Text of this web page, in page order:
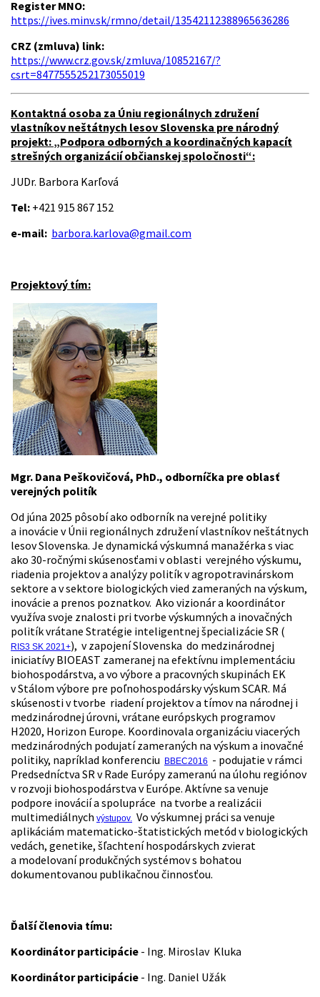
Register MNO:
https://ives.minv.sk/rmno/detail/13542112388965636286
CRZ (zmluva) link:
https://www.crz.gov.sk/zmluva/10852167/?
csrt=8477555252173055019
Kontaktná osoba za Úniu regionálnych združení
vlastníkov neštátnych lesov Slovenska pre národný
projekt: „Podpora odborných a koordinačných kapacít
strešných organizácií občianskej spoločnosti“:
JUDr. Barbora Karľová
Tel: +421 915 867 152
e-mail: barbora.karlova@gmail.com
Projektový tím:
Mgr. Dana Peškovičová, PhD., odborníčka pre oblasť
verejných politík
Od júna 2025 pôsobí ako odborník na verejné politiky
a inovácie v Únii regionálnych združení vlastníkov neštátnych
lesov Slovenska. Je dynamická výskumná manažérka s viac
ako 30-ročnými skúsenosťami v oblasti verejného výskumu,
riadenia projektov a analýzy politík v agropotravinárskom
sektore a v sektore biologických vied zameraných na výskum,
inovácie a prenos poznatkov. Ako vizionár a koordinátor
využíva svoje znalosti pri tvorbe výskumných a inovačných
politík vrátane Stratégie inteligentnej špecializácie SR (
RIS3 SK 2021+), v zapojení Slovenska do medzinárodnej
iniciatívy BIOEAST zameranej na efektívnu implementáciu
biohospodárstva, a vo výbore a pracovných skupinách EK
v Stálom výbore pre poľnohospodársky výskum SCAR. Má
skúsenosti v tvorbe riadení projektov a tímov na národnej i
medzinárodnej úrovni, vrátane európskych programov
H2020, Horizon Europe. Koordinovala organizáciu viacerých
medzinárodných podujatí zameraných na výskum a inovačné
politiky, napríklad konferenciu
BBEC2016 - podujatie v rámci
Predsedníctva SR v Rade Európy zameranú na úlohu regiónov
v rozvoji biohospodárstva v Európe. Aktívne sa venuje
podpore inovácií a spolupráce na tvorbe a realizácii
multimediálnych výstupov. Vo výskumnej práci sa venuje
aplikáciám matematicko-štatistických metód v biologických
vedách, genetike, šľachtení hospodárskych zvierat
a modelovaní produkčných systémov s bohatou
dokumentovanou publikačnou činnosťou.
Ďalší členovia tímu:
Koordinátor participácie - Ing. Miroslav Kluka
Koordinátor participácie - Ing. Daniel Užák